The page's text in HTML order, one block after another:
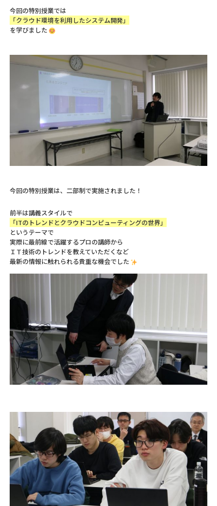
今回の特別授業では
「クラウド環境を利用したシステム開発」
を学びました
今回の特別授業は、二部制で実施されました！
前半は講義スタイルで
「ITのトレンドとクラウドコンピューティングの世界」
というテーマで
実際に最前線で活躍するプロの講師から
ＩＴ技術のトレンドを教えていただくなど
最新の情報に触れられる貴重な機会でした